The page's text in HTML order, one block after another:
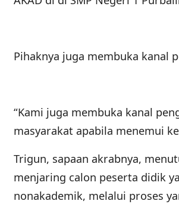
Pihaknya juga membuka kanal
“Kami juga membuka kanal
masyarakat apabila menemui
Trigun, sapaan akrabnya,
menjaring calon peserta didik
nonakademik, melalui proses